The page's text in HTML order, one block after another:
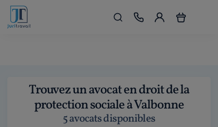
Trouvez un avocat en droit de la
protection sociale à Valbonne
5 avocats disponibles